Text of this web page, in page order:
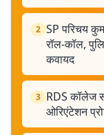
2 SP परिचय
रॉल-कॉल,
कवायद
3 RDS कॉलेज
ओरिएंटेशन